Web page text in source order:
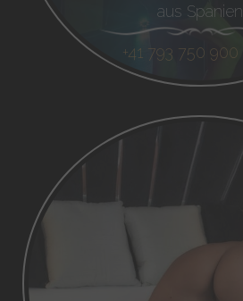
aus Spanien
+41 793 750 900